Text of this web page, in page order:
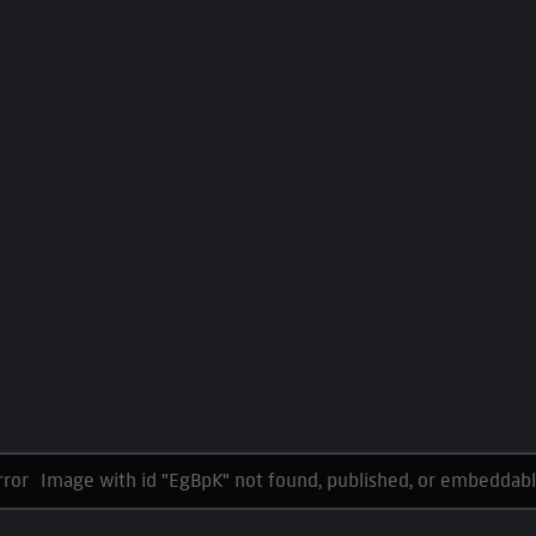
Image with id "EgBpK" not found, published, or